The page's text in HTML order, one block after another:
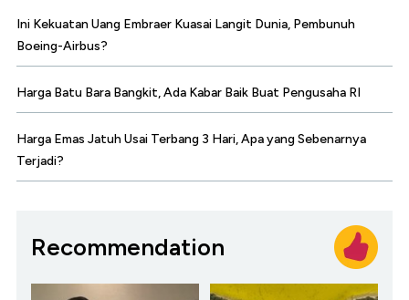
Ini Kekuatan Uang Embraer Kuasai Langit Dunia, Pembunuh
Boeing-Airbus?
Harga Batu Bara Bangkit, Ada Kabar Baik Buat Pengusaha RI
Harga Emas Jatuh Usai Terbang 3 Hari, Apa yang Sebenarnya
Terjadi?
Recommendation